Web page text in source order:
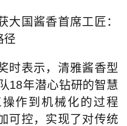
大国酱香首席工匠：
径
时表示，清雅酱香型
18年潜心钻研的智慧
作到机械化的过程
可控，实现了对传统